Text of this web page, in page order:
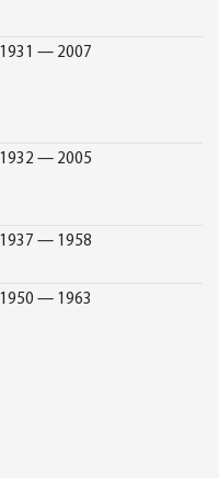
1931 — 2007
1932 — 2005
1937 — 1958
1950 — 1963